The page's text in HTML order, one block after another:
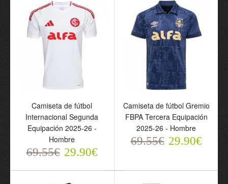
Camiseta de fútbol
Santos FC Dragon 2025-
26 Rosa - Hombre
69.55€
Camiseta de fútbol
Santos FC Dragon 2025-
26 Azul - Hombre
69.55€ 29.90€
Camiseta de fútbol
Internacional Segunda
Equipación 2025-26 -
Hombre
69.55€ 29.90€
Camiseta de fútbol Gremio
FBPA Tercera Equipación
2025-26 - Hombre
69.55€ 29.90€